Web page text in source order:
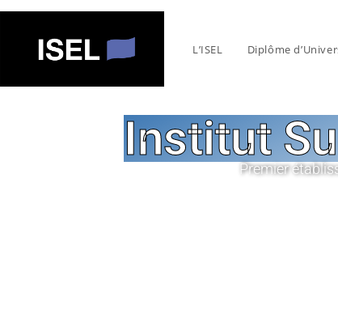
L’ISEL Diplôme
Institut
Premier